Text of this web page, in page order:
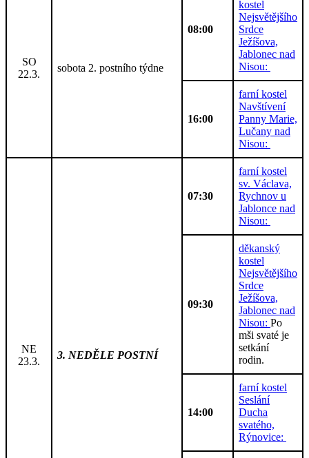
SO
22.3.
sobota 2. postního týdne
08:00
kostel
Nejsvětějšího
Srdce
Ježíšova,
Jablonec nad
Nisou:
16:00
farní kostel
Navštívení
Panny Marie,
Lučany nad
Nisou:
NE
23.3.
3. NEDĚLE POSTNÍ
07:30
farní kostel
sv. Václava,
Rychnov u
Jablonce nad
Nisou:
09:30
děkanský
kostel
Nejsvětějšího
Srdce
Ježíšova,
Jablonec nad
Nisou: Po
mši svaté je
setkání
rodin.
14:00
farní kostel
Seslání
Ducha
svatého,
Rýnovice: